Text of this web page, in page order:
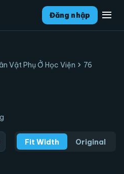
Đăng nhập menu
Vật Phụ Ở Học Viện chevron_right 76
Fit Width Original